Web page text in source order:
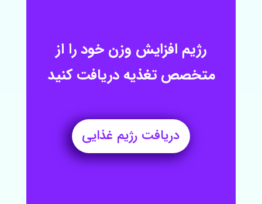
رژیم افزایش وزن خود را از
متخصص تغذیه دریافت کنید
دریافت رژیم غذایی